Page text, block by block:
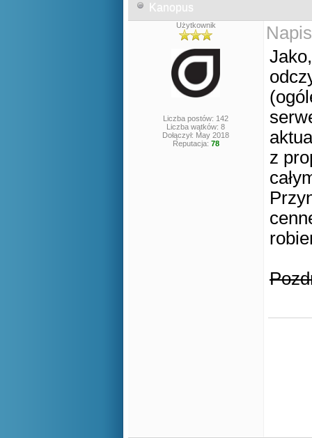
Kanopus
Użytkownik
Liczba postów: 142
Liczba wątków: 8
Dołączył: May 2018
Reputacja: 78
z